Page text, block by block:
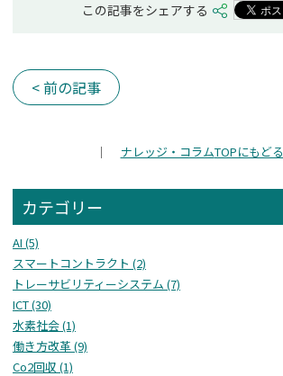
この記事をシェアする
< 前の記事
｜ ナレッジ・コラムTOPにもどる
カテゴリー
AI (5)
スマートコントラクト (2)
トレーサビリティーシステム (7)
ICT (30)
水素社会 (1)
働き方改革 (9)
Co2回収 (1)